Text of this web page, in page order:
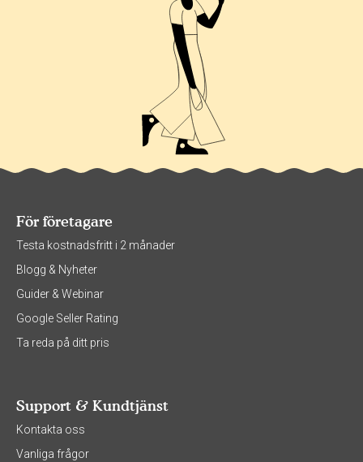
För företagare
Testa kostnadsfritt i 2 månader
Blogg & Nyheter
Guider & Webinar
Google Seller Rating
Ta reda på ditt pris
Support & Kundtjänst
Kontakta oss
Vanliga frågor